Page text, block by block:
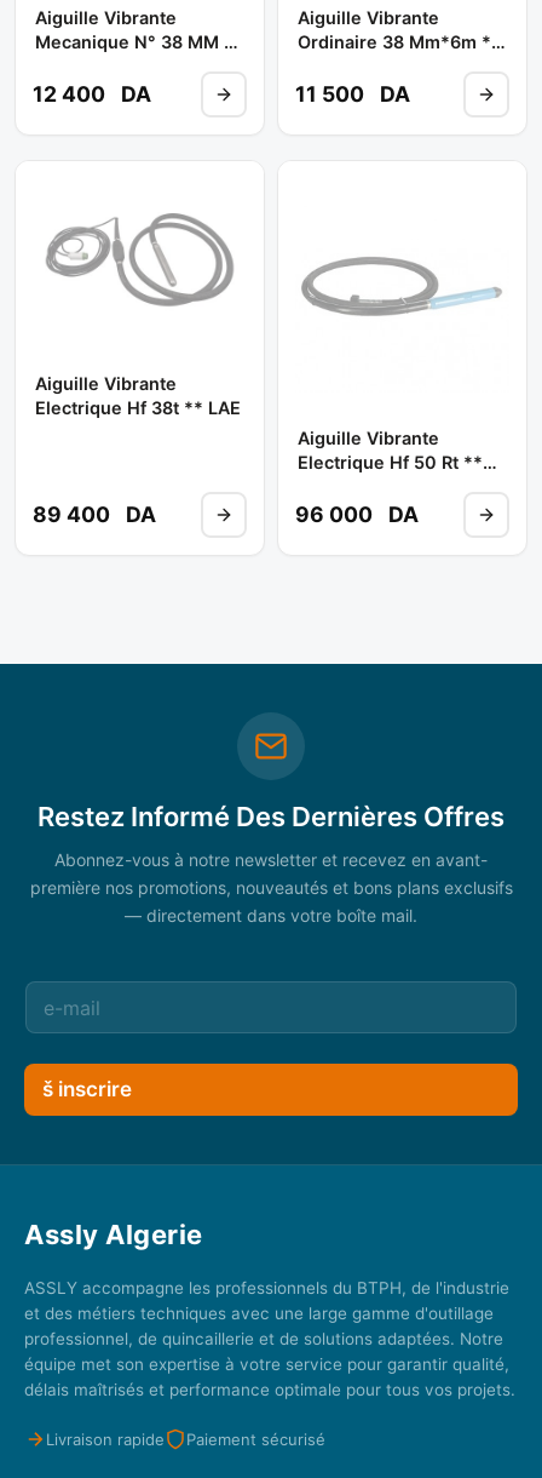
Aiguille Vibrante
Mecanique N° 38 MM X
FIXTOP
12 400 DA
Aiguille Vibrante
Ordinaire 38 Mm*6m **
11 500 DA
Aiguille Vibrante
Electrique Hf 38t ** LAE
89 400 DA
Aiguille Vibrante
Electrique Hf 50 Rt **
96 000 DA
Restez Informé Des Dernières Offres
Abonnez-vous à notre newsletter et recevez en avant-
première nos promotions, nouveautés et bons plans exclusifs
— directement dans votre boîte mail.
š inscrire
Assly Algerie
ASSLY accompagne les professionnels du BTPH, de l'industrie
et des métiers techniques avec une large gamme d'outillage
professionnel, de quincaillerie et de solutions adaptées. Notre
équipe met son expertise à votre service pour garantir qualité,
délais maîtrisés et performance optimale pour tous vos projets.
Livraison rapide Paiement sécurisé